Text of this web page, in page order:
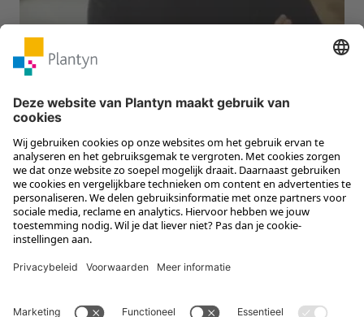
Volwassenenonderwijs
Menu Meer van Plantyn
Volg Plantyn op social media